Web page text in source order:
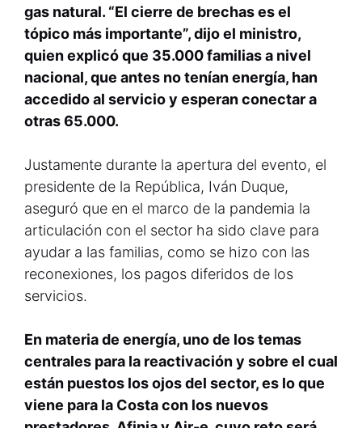
gas natural. “El cierre de brechas es el
tópico más importante”, dijo el ministro,
quien explicó que 35.000 familias a nivel
nacional, que antes no tenían energía, han
accedido al servicio y esperan conectar a
otras 65.000.
Justamente durante la apertura del evento, el
presidente de la República, Iván Duque,
aseguró que en el marco de la pandemia la
articulación con el sector ha sido clave para
ayudar a las familias, como se hizo con las
reconexiones, los pagos diferidos de los
servicios.
En materia de energía, uno de los temas
centrales para la reactivación y sobre el cual
están puestos los ojos del sector, es lo que
viene para la Costa con los nuevos